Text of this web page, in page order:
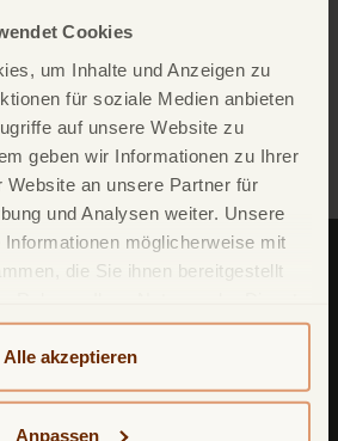
Cookies
um Inhalte und Anzeigen zu
für soziale Medien anbieten
auf unsere Website zu
geben wir Informationen zu Ihrer
Website an unsere Partner für
und Analysen weiter. Unsere
möglicherweise mit
die Sie ihnen bereitgestellt
detailliertere Informationen
Datenschutzerklärung
Impressum können Siehier
Alle akzeptieren
Anpassen
Firmenname von